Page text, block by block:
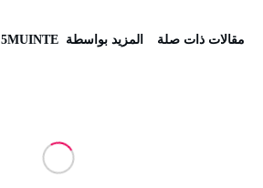
‫مقالات ذات صلة‬ ‫‫المزيد بواسطة‬ ‬ 5MUINTE فريق